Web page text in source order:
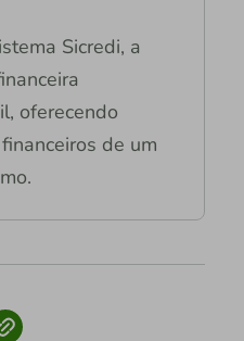
Sicredi, a
oferecendo
de um